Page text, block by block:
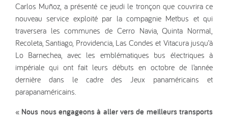
Carlos Muñoz, a présenté ce jeudi le tronçon que couvrira ce
nouveau service exploité par la compagnie Metbus et qui
traversera les communes de Cerro Navia, Quinta Normal,
Recoleta, Santiago, Providencia, Las Condes et Vitacura jusqu’à
Lo Barnechea, avec les emblématiques bus électriques à
impériale qui ont fait leurs débuts en octobre de l’année
dernière dans le cadre des Jeux panaméricains et
parapanaméricains.
« Nous nous engageons à aller vers de meilleurs transports